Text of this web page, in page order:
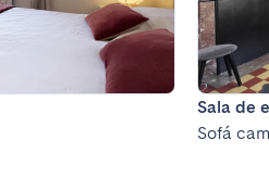
Sala de
Sofá